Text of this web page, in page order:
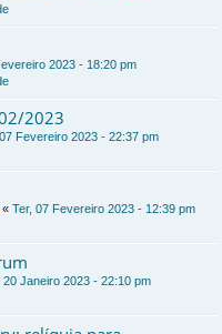
2023 - 18:20 pm
2023
Fevereiro 2023 - 22:37 pm
« Ter, 07 Fevereiro 2023 - 12:39 pm
20 Janeiro 2023 - 22:10 pm